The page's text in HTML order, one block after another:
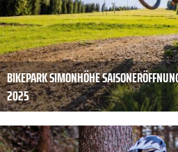
BIKEPARK SIMONHÖHE
2025